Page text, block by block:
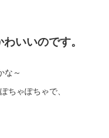
いいのです。
な～
ちゃぽちゃで、